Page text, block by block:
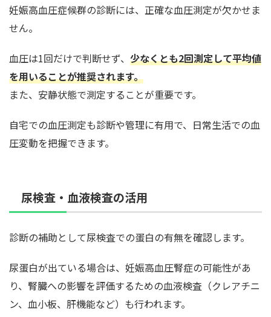
妊娠高血圧症候群の診断には、正確な血圧測定が欠かせま
せん。
血圧は1回だけで判断せず、 少なくとも2回測定して平均値
を用いることが推奨されます。
また、安静状態で測定することが重要です。
自宅での血圧測定も診断や管理に有用で、日常生活での血
圧変動を把握できます。
尿検査・血液検査の活用
診断の補助として尿検査での蛋白の有無を確認します。
尿蛋白が出ている場合は、妊娠高血圧腎症の可能性があ
り、腎臓への影響を評価するための血液検査（クレアチニ
ン、血小板、肝機能など）も行われます。